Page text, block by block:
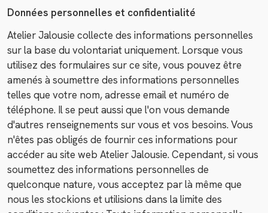
Données personnelles et confidentialité
Atelier Jalousie collecte des informations personnelles
sur la base du volontariat uniquement. Lorsque vous
utilisez des formulaires sur ce site, vous pouvez être
amenés à soumettre des informations personnelles
telles que votre nom, adresse email et numéro de
téléphone. Il se peut aussi que l'on vous demande
d'autres renseignements sur vous et vos besoins. Vous
n'êtes pas obligés de fournir ces informations pour
accéder au site web Atelier Jalousie. Cependant, si vous
soumettez des informations personnelles de
quelconque nature, vous acceptez par là même que
nous les stockions et utilisions dans la limite des